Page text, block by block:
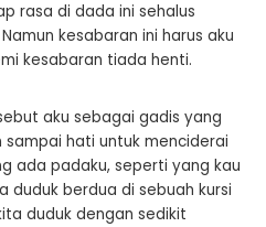
rasa di dada ini sehalus
kesabaran ini harus aku
kesabaran tiada henti.
aku sebagai gadis yang
hati untuk menciderai
ada padaku, seperti yang kau
duduk berdua di sebuah kursi
duduk dengan sedikit